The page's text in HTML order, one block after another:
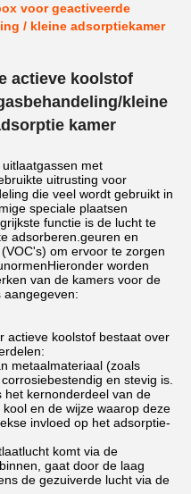
voor geactiveerde
/ kleine adsorptiekamer
actieve koolstof
kleine
kamer
met
uitrusting voor
die veel wordt gebruikt in
speciale plaatsen
functie is de lucht te
adsorberen.geuren en
om ervoor te zorgen
worden
van de kamers voor de
aangegeven:
actieve koolstof bestaat over
metaalmateriaal (zoals
en stevig is.
het kernonderdeel van de
en de wijze waarop deze
invloed op het adsorptie-
komt via de
gaat door de laag
de gezuiverde lucht via de